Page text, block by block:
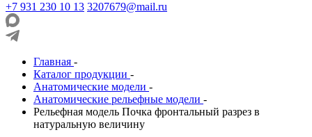
+7 931 230 10 13 3207679@mail.ru
Главная -
Каталог продукции -
Анатомические модели -
Анатомические рельефные модели -
Рельефная модель Почка фронтальный разрез в
натуральную величину